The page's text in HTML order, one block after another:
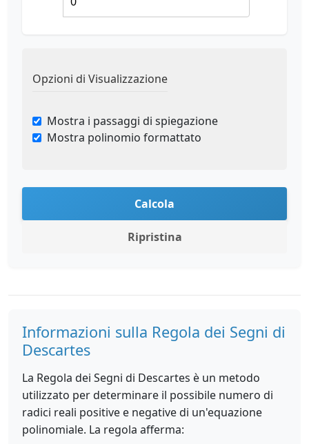
Opzioni di Visualizzazione
Mostra i passaggi di spiegazione
Mostra polinomio formattato
Calcola
Ripristina
Informazioni sulla Regola dei Segni di
Descartes
La Regola dei Segni di Descartes è un metodo
utilizzato per determinare il possibile numero di
radici reali positive e negative di un'equazione
polinomiale. La regola afferma: